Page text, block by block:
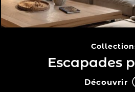
Escapades
Découvrir